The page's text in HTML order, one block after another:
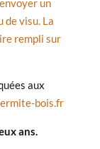
un
de visu. La
rempli sur
aux
bois.fr
ans.